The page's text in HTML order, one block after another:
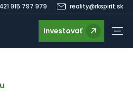
915 797 979 reality@rkspirit.sk
Investovať